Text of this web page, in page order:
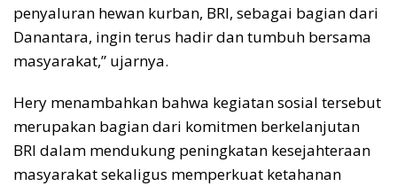
penyaluran hewan kurban, BRI, sebagai bagian dari
Danantara, ingin terus hadir dan tumbuh bersama
masyarakat,” ujarnya.
Hery menambahkan bahwa kegiatan sosial tersebut
merupakan bagian dari komitmen berkelanjutan
BRI dalam mendukung peningkatan kesejahteraan
masyarakat sekaligus memperkuat ketahanan